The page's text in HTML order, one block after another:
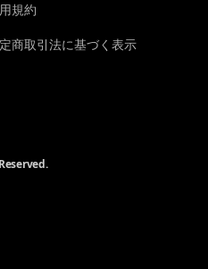
規約
商取引法に基づく表示